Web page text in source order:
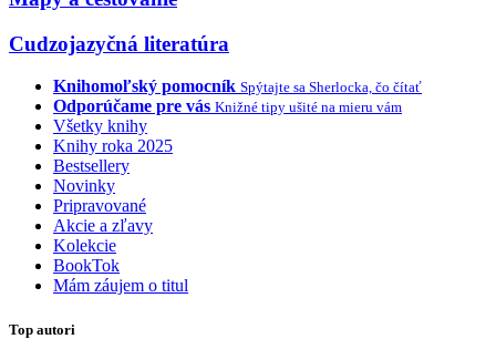
Cudzojazyčná literatúra
Knihomoľský pomocník Spýtajte sa Sherlocka, čo čítať
Odporúčame pre vás Knižné tipy ušité na mieru vám
Všetky knihy
Knihy roka 2025
Bestsellery
Novinky
Pripravované
Akcie a zľavy
Kolekcie
BookTok
Mám záujem o titul
Top autori